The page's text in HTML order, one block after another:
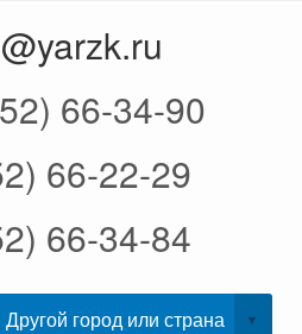
66-34-90
66-22-29
66-34-84